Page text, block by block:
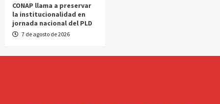
CONAP llama a preservar
la institucionalidad en
jornada nacional del PLD
7 de agosto de 2026